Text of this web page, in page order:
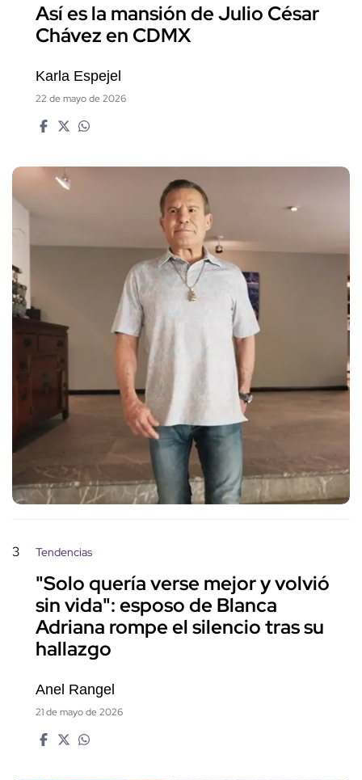
Así es la mansión de Julio César
Chávez en CDMX
Karla Espejel
22 de mayo de 2026
3 Tendencias
"Solo quería verse mejor y volvió
sin vida": esposo de Blanca
Adriana rompe el silencio tras su
hallazgo
Anel Rangel
21 de mayo de 2026